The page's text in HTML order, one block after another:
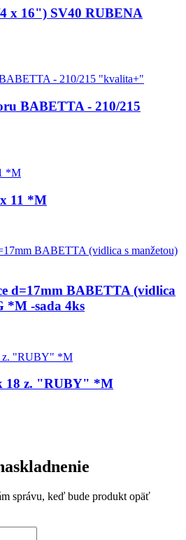
x 16") SV40 RUBENA
BABETTA - 210/215
11 *M
d=17mm BABETTA (vidlica
*M -sada 4ks
18 z. "RUBY" *M
správu, keď bude produkt opäť